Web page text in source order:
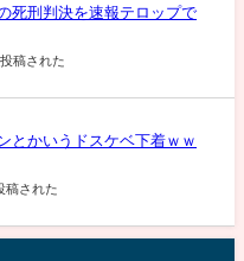
死刑判決を速報テロップで
稿された
とかいうドスケベ下着ｗｗ
稿された